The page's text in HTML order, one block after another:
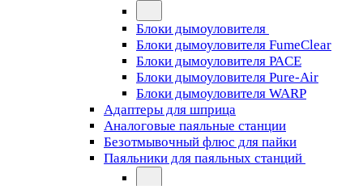
Блоки дымоуловителя
Блоки дымоуловителя FumeClear
Блоки дымоуловителя PACE
Блоки дымоуловителя Pure-Air
Блоки дымоуловителя WARP
Адаптеры для шприца
Аналоговые паяльные станции
Безотмывочный флюс для пайки
Паяльники для паяльных станций